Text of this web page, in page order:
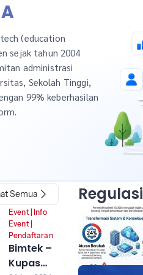
(education
sejak tahun 2004
administrasi
Sekolah Tinggi,
99% keberhasilan
Semua
Event|
Info
Event|
Pendaftaran
Bimtek –
Kupas
Regulasi